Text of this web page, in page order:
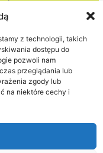
z technologii, takich
dostępu do
pozwoli nam
przeglądania lub
zgody lub
na niektóre cechy i